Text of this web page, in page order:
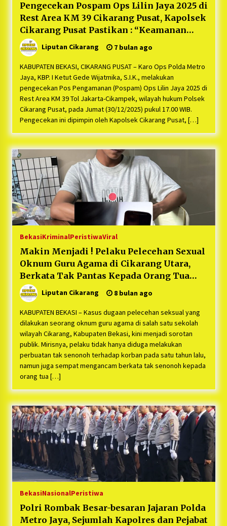
Pengecekan Pospam Ops Lilin Jaya 2025 di
Rest Area KM 39 Cikarang Pusat, Kapolsek
Cikarang Pusat Pastikan : “Keamanan
Liburan Aman!”
Liputan Cikarang 7 bulan ago
KABUPATEN BEKASI, CIKARANG PUSAT – Karo Ops Polda Metro
Jaya, KBP. I Ketut Gede Wijatmika, S.I.K., melakukan
pengecekan Pos Pengamanan (Pospam) Ops Lilin Jaya 2025 di
Rest Area KM 39 Tol Jakarta-Cikampek, wilayah hukum Polsek
Cikarang Pusat, pada Jumat (30/12/2025) pukul 17.00 WIB.
Pengecekan ini dipimpin oleh Kapolsek Cikarang Pusat, […]
BekasiKriminalPeristiwaViral
Makin Menjadi ! Pelaku Pelecehan Sexual
Oknum Guru Agama di Cikarang Utara,
Berkata Tak Pantas Kepada Orang Tua
Korban Lewat Medsos
Liputan Cikarang 8 bulan ago
KABUPATEN BEKASI – Kasus dugaan pelecehan seksual yang
dilakukan seorang oknum guru agama di salah satu sekolah
wilayah Cikarang, Kabupaten Bekasi, kini menjadi sorotan
publik. Mirisnya, pelaku tidak hanya diduga melakukan
perbuatan tak senonoh terhadap korban pada satu tahun lalu,
namun juga sempat mengancam berkata tak senonoh kepada
orang tua […]
BekasiNasionalPeristiwa
Polri Rombak Besar-besaran Jajaran Polda
Metro Jaya, Sejumlah Kapolres dan Pejabat